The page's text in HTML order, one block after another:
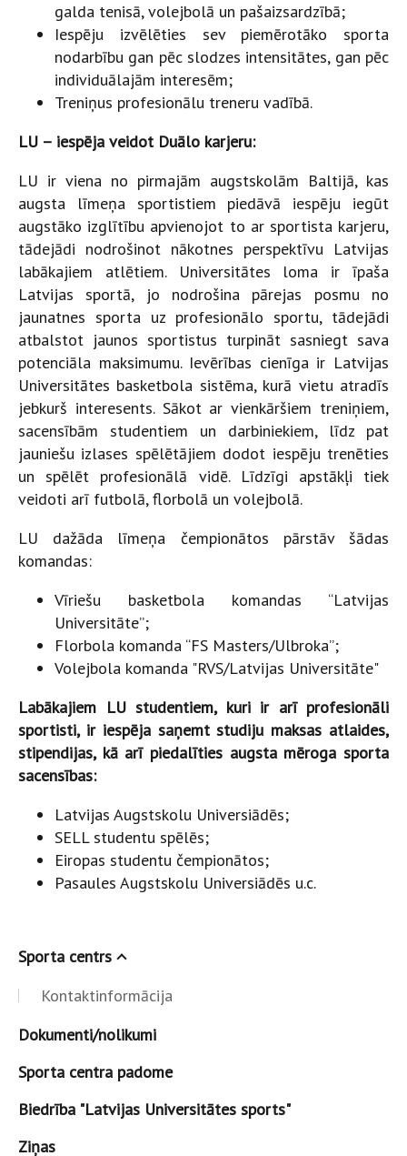
galda tenisā, volejbolā un pašaizsardzībā;
Iespēju izvēlēties sev piemērotāko sporta
nodarbību gan pēc slodzes intensitātes, gan pēc
individuālajām interesēm;
Treniņus profesionālu treneru vadībā.
LU – iespēja veidot Duālo karjeru:
LU ir viena no pirmajām augstskolām Baltijā, kas
augsta līmeņa sportistiem piedāvā iespēju iegūt
augstāko izglītību apvienojot to ar sportista karjeru,
tādejādi nodrošinot nākotnes perspektīvu Latvijas
labākajiem atlētiem. Universitātes loma ir īpaša
Latvijas sportā, jo nodrošina pārejas posmu no
jaunatnes sporta uz profesionālo sportu, tādejādi
atbalstot jaunos sportistus turpināt sasniegt sava
potenciāla maksimumu. Ievērības cienīga ir Latvijas
Universitātes basketbola sistēma, kurā vietu atradīs
jebkurš interesents. Sākot ar vienkāršiem treniņiem,
sacensībām studentiem un darbiniekiem, līdz pat
jauniešu izlases spēlētājiem dodot iespēju trenēties
un spēlēt profesionālā vidē. Līdzīgi apstākļi tiek
veidoti arī futbolā, florbolā un volejbolā.
LU dažāda līmeņa čempionātos pārstāv šādas
komandas:
Vīriešu basketbola komandas “Latvijas
Universitāte”;
Florbola komanda “FS Masters/Ulbroka”;
Volejbola komanda "RVS/Latvijas Universitāte"
Labākajiem LU studentiem, kuri ir arī profesionāli
sportisti, ir iespēja saņemt studiju maksas atlaides,
stipendijas, kā arī piedalīties augsta mēroga sporta
sacensības:
Latvijas Augstskolu Universiādēs;
SELL studentu spēlēs;
Eiropas studentu čempionātos;
Pasaules Augstskolu Universiādēs u.c.
Sporta centrs
Kontaktinformācija
Dokumenti/nolikumi
Sporta centra padome
Biedrība "Latvijas Universitātes sports"
Ziņas